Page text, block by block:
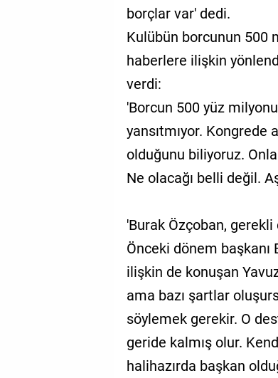
borçlar var' dedi.
Kulübün borcunun 500
haberlere ilişkin
verdi:
'Borcun 500 yüz
yansıtmıyor. Kongrede
olduğunu biliyoruz.
Ne olacağı belli değil.
'Burak Özçoban,
Önceki dönem başkanı
ilişkin de konuşan
ama bazı şartlar
söylemek gerekir. O
geride kalmış olur.
halihazırda başkan